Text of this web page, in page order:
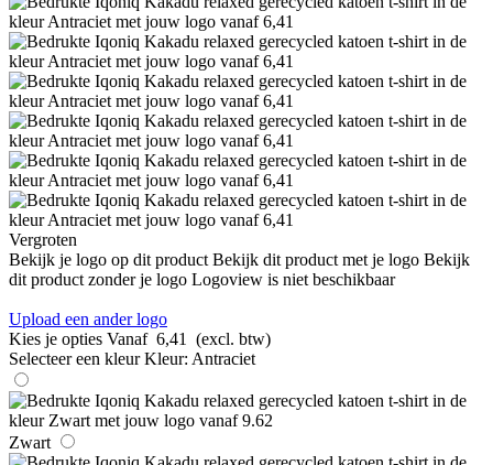
Vergroten
Bekijk je logo op dit product Bekijk dit product met je logo Bekijk
dit product zonder je logo Logoview is niet beschikbaar
Upload een ander logo
Kies je opties Vanaf 6,41
(excl. btw)
Selecteer een kleur Kleur: Antraciet
Zwart